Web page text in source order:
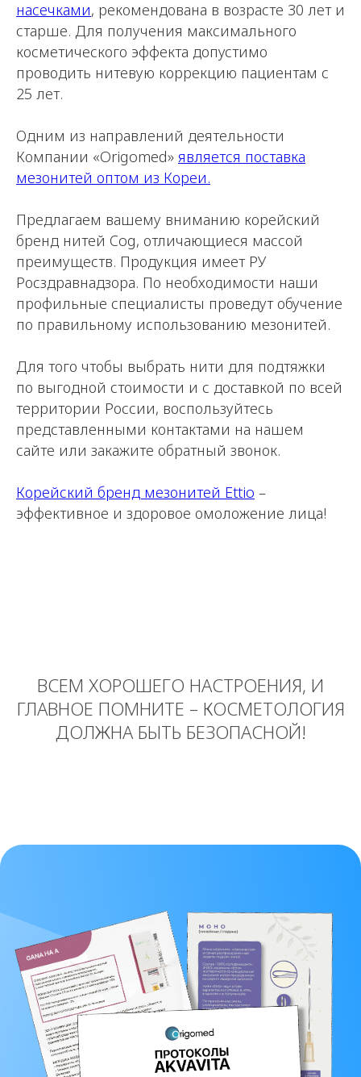
насечками, рекомендована в возрасте 30 лет и
старше. Для получения максимального
косметического эффекта допустимо
проводить нитевую коррекцию пациентам с
25 лет.
Одним из направлений деятельности
Компании «Origomed» является поставка
мезонитей оптом из Кореи.
Предлагаем вашему вниманию корейский
бренд нитей Cog, отличающиеся массой
преимуществ. Продукция имеет РУ
Росздравнадзора. По необходимости наши
профильные специалисты проведут обучение
по правильному использованию мезонитей.
Для того чтобы выбрать нити для подтяжки
по выгодной стоимости и с доставкой по всей
территории России, воспользуйтесь
представленными контактами на нашем
сайте или закажите обратный звонок.
Корейский бренд мезонитей Ettio –
эффективное и здоровое омоложение лица!
ВСЕМ ХОРОШЕГО НАСТРОЕНИЯ, И
ГЛАВНОЕ ПОМНИТЕ – КОСМЕТОЛОГИЯ
ДОЛЖНА БЫТЬ БЕЗОПАСНОЙ!
БЕСПЛАТНО получите
АВТОРСКИЕ
ПРОТОКОЛЫ на все
препараты
специалистов-косметологов